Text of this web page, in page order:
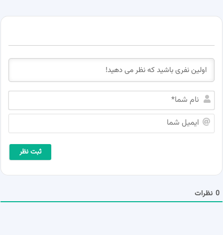
م
م
م
0 نظرات